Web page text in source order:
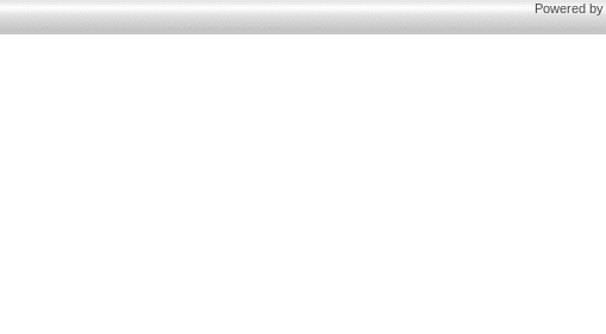
Powered by